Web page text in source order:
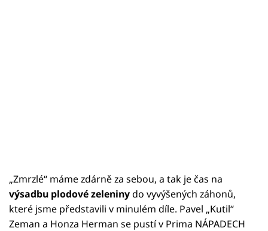
„Zmrzlé“ máme zdárně za sebou, a tak je čas na
výsadbu plodové zeleninydo vyvýšených záhonů,
které jsme představili v minulém díle. Pavel „Kutil“
Zeman a Honza Herman se pustí v Prima NÁPADECH